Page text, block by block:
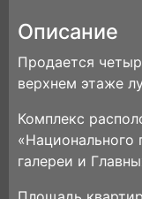
Описание
Продается
верхнем этаже
Комплекс
«Национального
галереи и